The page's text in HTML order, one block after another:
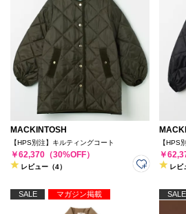
MACKINTOSH
【HPS別注】キルティングコート
￥62,370（30%OFF）
レビュー（4）
【HPS
￥
レビ
SALE マガジン掲載 SALE